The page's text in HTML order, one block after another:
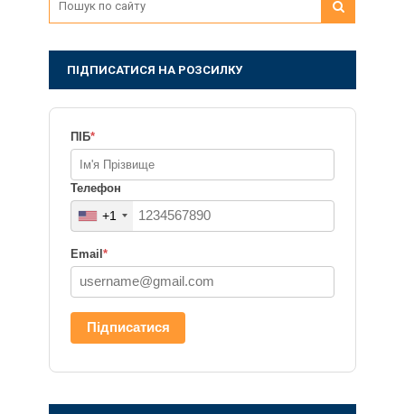
ПІДПИСАТИСЯ НА РОЗСИЛКУ
ПІБ*
Телефон
+1
Email*
Підписатися